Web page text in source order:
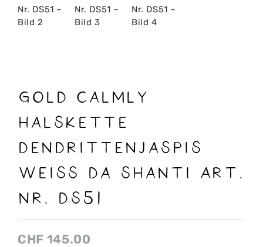
Gold Calmly
Halskette
Dendrittenjaspis
weiss Da Shanti Art.
Nr. DS51
CHF 145.00